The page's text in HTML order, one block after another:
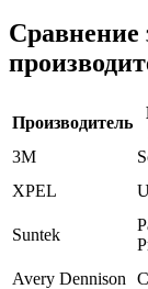
Производитель
3M
XPEL
Suntek
Avery Dennison